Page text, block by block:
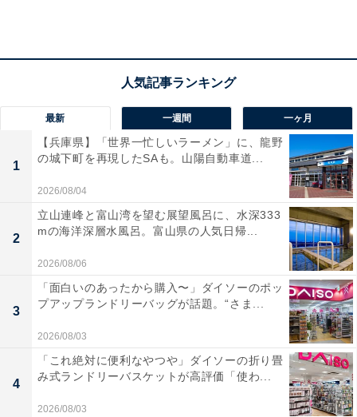
ディバ専門店でも11月1日（火）から販売を開始する。
ゴディバ チョコレートアイスバー ミルクチョコレートキャラメルアップル
最新 一週間 一ヶ月
1
【兵庫県】「世界一忙しいラーメン」に、龍野
の城下町を再現したSAも。山陽自動車道...
2026/08/04
2
立山連峰と富山湾を望む展望風呂に、水深333
mの海洋深層水風呂。富山県の人気日帰...
2026/08/06
3
「面白いのあったから購入〜」ダイソーのポッ
プアップランドリーバッグが話題。“さま...
2026/08/03
4
「これ絶対に便利なやつや」ダイソーの折り畳
み式ランドリーバスケットが高評価「使わ...
2026/08/03